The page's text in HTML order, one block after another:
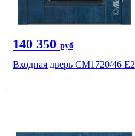
140 350 руб
Входная дверь CМ1720/46 Е2